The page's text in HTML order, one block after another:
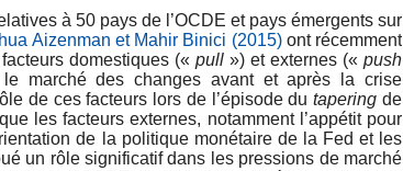
à 50 pays de l’OCDE et pays émergents sur
Aizenman et Mahir Binici (2015) ont récemment
domestiques (« pull ») et externes (« push
marché des changes avant et après la crise
de ces facteurs lors de l’épisode dutaperingde
les facteurs externes, notamment l’appétit pour
de la politique monétaire de la Fed et les
un rôle significatif dans les pressions de marché